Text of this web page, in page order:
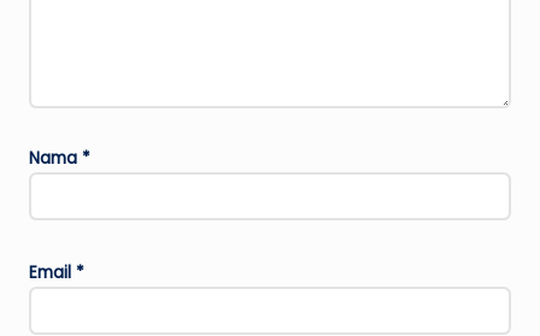
Nama *
Email *